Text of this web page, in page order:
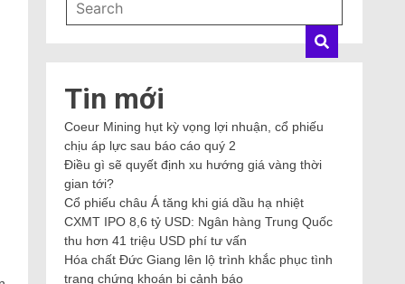
Tin mới
Coeur Mining hụt kỳ vọng lợi nhuận, cổ phiếu
chịu áp lực sau báo cáo quý 2
Điều gì sẽ quyết định xu hướng giá vàng thời
gian tới?
Cổ phiếu châu Á tăng khi giá dầu hạ nhiệt
CXMT IPO 8,6 tỷ USD: Ngân hàng Trung Quốc
thu hơn 41 triệu USD phí tư vấn
Hóa chất Đức Giang lên lộ trình khắc phục tình
trạng chứng khoán bị cảnh báo